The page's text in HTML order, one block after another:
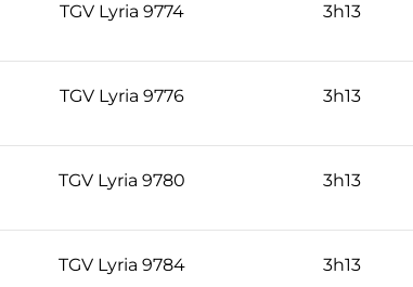
TGV Lyria 9774 3h13
TGV Lyria 9776 3h13
TGV Lyria 9780 3h13
TGV Lyria 9784 3h13